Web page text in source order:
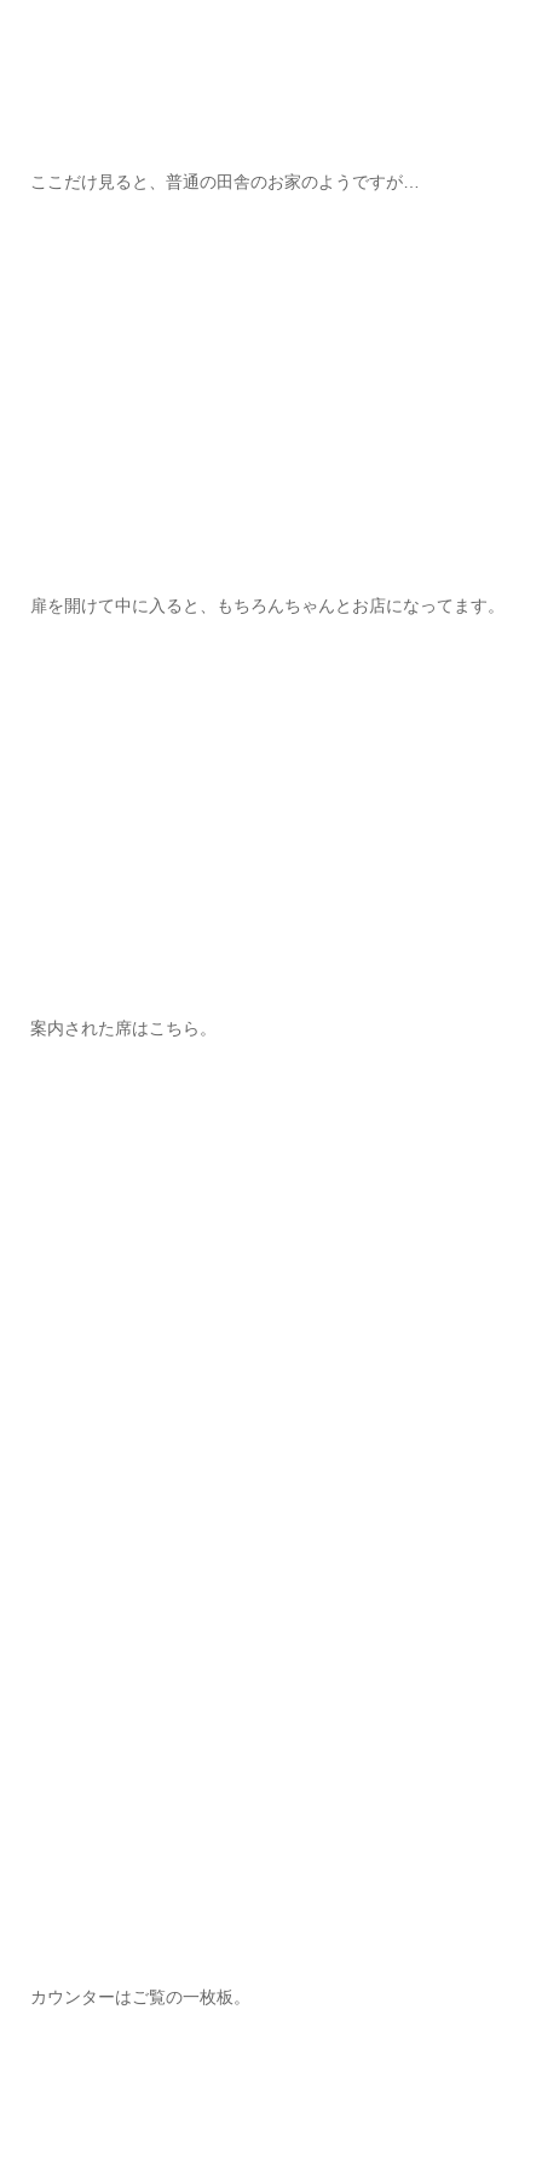
ここだけ見ると、普通の田舎のお家のようですが…
扉を開けて中に入ると、もちろんちゃんとお店になってます。
案内された席はこちら。
カウンターはご覧の一枚板。